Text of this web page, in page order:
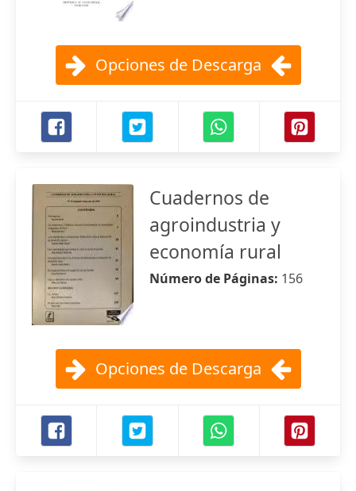
Opciones de Descarga
Cuadernos de
agroindustria y
economía rural
Número de Páginas: 156
Opciones de Descarga